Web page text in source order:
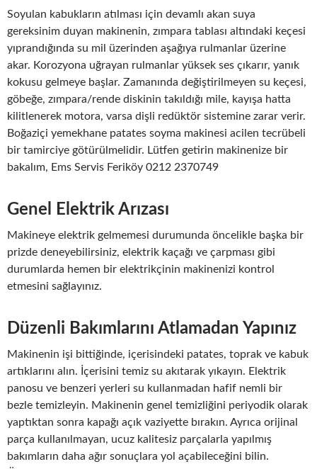
Soyulan kabukların atılması için devamlı akan suya
gereksinim duyan makinenin, zımpara tablası altındaki keçesi
yıprandığında su mil üzerinden aşağıya rulmanlar üzerine
akar. Korozyona uğrayan rulmanlar yüksek ses çıkarır, yanık
kokusu gelmeye başlar. Zamanında değiştirilmeyen su keçesi,
göbeğe, zımpara/rende diskinin takıldığı mile, kayışa hatta
kilitlenerek motora, varsa dişli redüktör sistemine zarar verir.
Boğaziçi yemekhane patates soyma makinesi acilen tecrübeli
bir tamirciye götürülmelidir. Lütfen getirin makinenize bir
bakalım, Ems Servis Feriköy 0212 2370749
Genel Elektrik Arızası
Makineye elektrik gelmemesi durumunda öncelikle başka bir
prizde deneyebilirsiniz, elektrik kaçağı ve çarpması gibi
durumlarda hemen bir elektrikçinin makinenizi kontrol
etmesini sağlayınız.
Düzenli Bakımlarını Atlamadan Yapınız
Makinenin işi bittiğinde, içerisindeki patates, toprak ve kabuk
artıklarını alın. İçerisini temiz su akıtarak yıkayın. Elektrik
panosu ve benzeri yerleri su kullanmadan hafif nemli bir
bezle temizleyin. Makinenin genel temizliğini periyodik olarak
yaptıktan sonra kapağı açık vaziyette bırakın. Ayrıca orijinal
parça kullanılmayan, ucuz kalitesiz parçalarla yapılmış
bakımların daha ağır sonuçlara yol açabileceğini bilin.